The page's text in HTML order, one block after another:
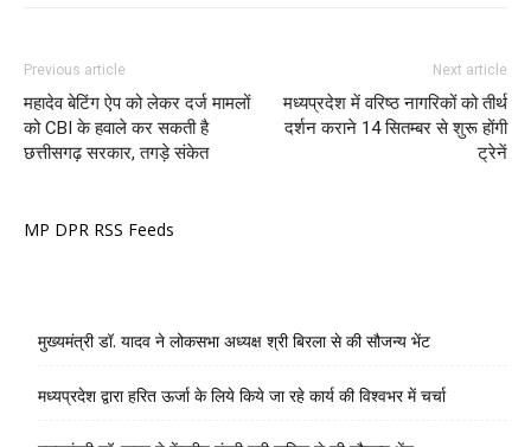
Previous article
महादेव बेटिंग ऐप को लेकर दर्ज मामलों
को CBI के हवाले कर सकती है
छत्तीसगढ़ सरकार, तगड़े संकेत
Next article
मध्यप्रदेश में वरिष्ठ नागरिकों को तीर्थ
दर्शन कराने 14 सितम्बर से शुरू होंगी
ट्रेनें
MP DPR RSS Feeds
मुख्यमंत्री डॉ. यादव ने लोकसभा अध्यक्ष श्री बिरला से की सौजन्य भेंट
मध्यप्रदेश द्वारा हरित ऊर्जा के लिये किये जा रहे कार्य की विश्वभर में चर्चा